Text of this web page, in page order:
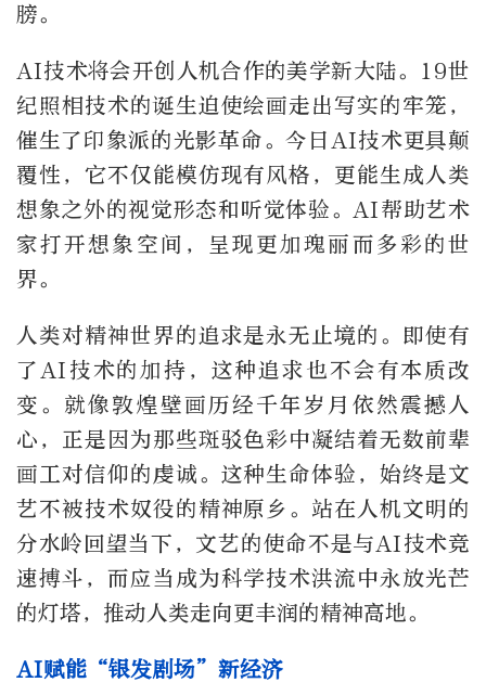
膀。
AI技术将会开创人机合作的美学新大陆。19世
纪照相技术的诞生迫使绘画走出写实的牢笼，
催生了印象派的光影革命。今日AI技术更具颠
覆性，它不仅能模仿现有风格，更能生成人类
想象之外的视觉形态和听觉体验。AI帮助艺术
家打开想象空间，呈现更加瑰丽而多彩的世
界。
人类对精神世界的追求是永无止境的。即使有
了AI技术的加持，这种追求也不会有本质改
变。就像敦煌壁画历经千年岁月依然震撼人
心，正是因为那些斑驳色彩中凝结着无数前辈
画工对信仰的虔诚。这种生命体验，始终是文
艺不被技术奴役的精神原乡。站在人机文明的
分水岭回望当下，文艺的使命不是与AI技术竞
速搏斗，而应当成为科学技术洪流中永放光芒
的灯塔，推动人类走向更丰润的精神高地。
AI赋能“银发剧场”新经济